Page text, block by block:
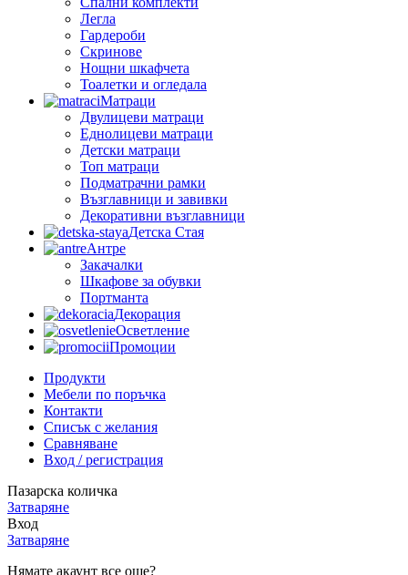
Легла
Гардероби
Скринове
Нощни шкафчета
Тоалетки и огледала
Матраци
Двулицеви матраци
Еднолицеви матраци
Детски матраци
Топ матраци
Подматрачни рамки
Възглавници и завивки
Декоративни възглавници
Детска Стая
Антре
Закачалки
Шкафове за обувки
Портманта
Декорация
Осветление
Промоции
Продукти
Мебели по поръчка
Контакти
Списък с желания
Сравняване
Вход / регистрация
Пазарска количка
Затваряне
Вход
Затваряне
Нямате акаунт все още?